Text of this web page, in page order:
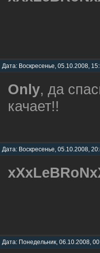
Дата: Воскресенье, 05.10.2008,
Only, да
качает!!
Дата: Воскресенье, 05.10.2008,
Дата: Понедельник, 06.10.2008,